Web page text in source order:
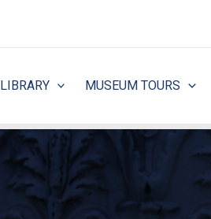
LIBRARY MUSEUM TOURS